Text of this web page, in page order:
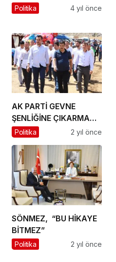
Politika 4 yıl önce
AK PARTİ GEVNE
ŞENLİĞİNE ÇIKARMA
YAPTI
Politika 2 yıl önce
SÖNMEZ, “BU HİKAYE
BİTMEZ”
Politika 2 yıl önce